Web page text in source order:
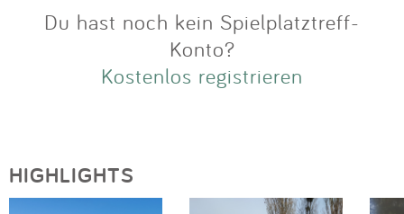
Du hast noch kein Spielplatztreff-
Konto?
Kostenlos registrieren
HIGHLIGHTS